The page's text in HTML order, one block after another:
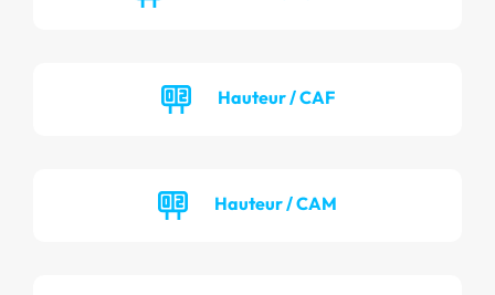
Hauteur / CAF
Hauteur / CAM